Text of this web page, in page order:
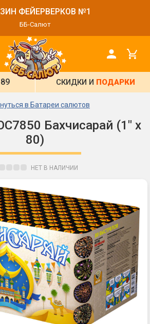
ФЕЙЕРВЕРКОВ №1
ББ-Салют
СКИДКИ И ПОДАРКИ
в Батареи салютов
Бахчисарай (1" х
80)
НЕТ В НАЛИЧИИ